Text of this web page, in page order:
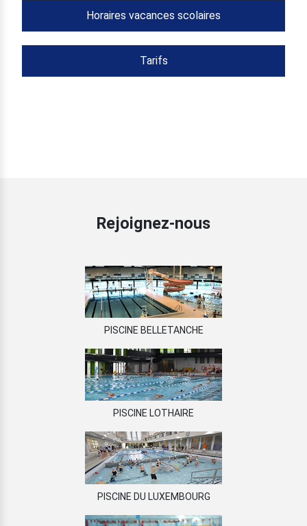
Horaires vacances scolaires
Tarifs
Rejoignez-nous
PISCINE BELLETANCHE
PISCINE LOTHAIRE
PISCINE DU LUXEMBOURG